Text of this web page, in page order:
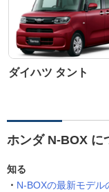
ダイハツ タント
ホンダ N-BOX に
知る
N-BOXの最新モデル